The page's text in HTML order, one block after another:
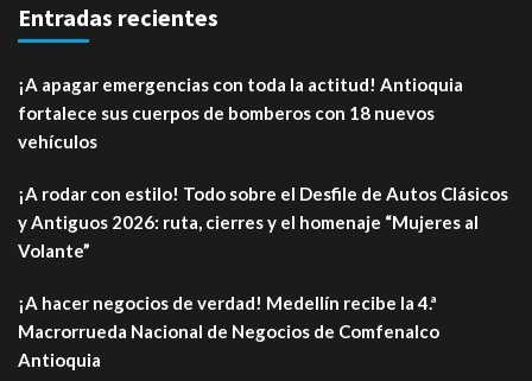
Entradas recientes
¡A apagar emergencias con toda la actitud! Antioquia
fortalece sus cuerpos de bomberos con 18 nuevos
vehículos
¡A rodar con estilo! Todo sobre el Desfile de Autos Clásicos
y Antiguos 2026: ruta, cierres y el homenaje “Mujeres al
Volante”
¡A hacer negocios de verdad! Medellín recibe la 4.ª
Macrorrueda Nacional de Negocios de Comfenalco
Antioquia